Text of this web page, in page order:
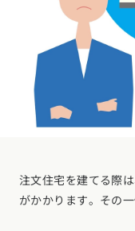
注文住宅を建てる際
がかかります。その